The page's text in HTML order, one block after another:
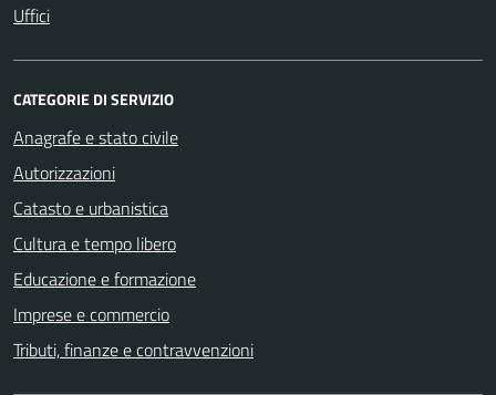
Uffici
CATEGORIE DI SERVIZIO
Anagrafe e stato civile
Autorizzazioni
Catasto e urbanistica
Cultura e tempo libero
Educazione e formazione
Imprese e commercio
Tributi, finanze e contravvenzioni